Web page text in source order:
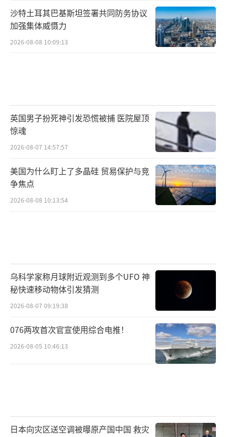
沙特土耳其巴基斯坦签署共同防务协议
加强集体威慑力
2026-08-08 10:09:13
英国男子扮死神引发恐慌被捕 医院屋顶
惊魂
2026-08-07 14:57:57
美国为什么盯上了多晶硅 贸易保护与竞
争焦点
2026-08-08 10:13:54
乌科学家称月球附近观测到多个UFO 神
秘快速移动物体引发猜测
2026-08-07 09:19:38
076两攻首次官宣使用综合电推！
2026-08-05 10:46:13
日本向灾区送空调被曝原产国中国 救灾